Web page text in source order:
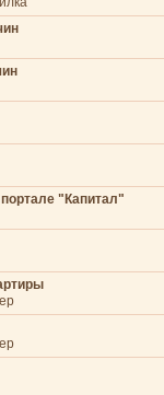
"Капитал"